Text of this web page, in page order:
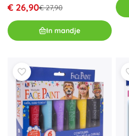
€ 26,90€ 27,90
In mandje